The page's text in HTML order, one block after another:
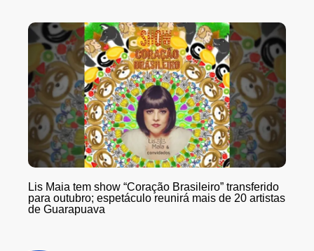
Lis Maia tem show “Coração Brasileiro” transferido
para outubro; espetáculo reunirá mais de 20 artistas
de Guarapuava